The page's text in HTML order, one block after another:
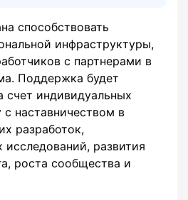
способствовать
инфраструктуры,
с партнерами в
Поддержка будет
счет индивидуальных
наставничеством в
разработок,
исследований, развития
роста сообщества и